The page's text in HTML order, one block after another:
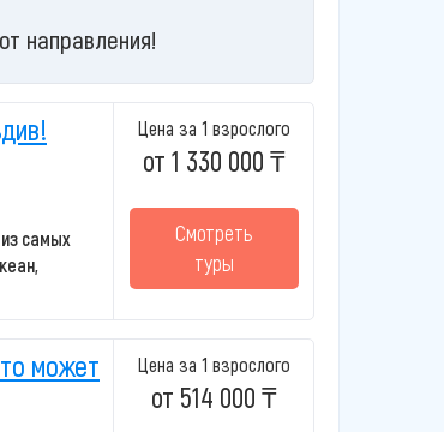
направления!
самых
Цена за 1 взрослого
от 1 330 000 ₸
Смотреть
туры
может
Цена за 1 взрослого
от 514 000 ₸